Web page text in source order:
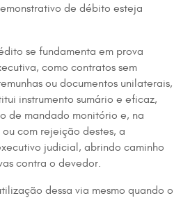
de débito esteja
se fundamenta em prova
como contratos sem
ou documentos unilaterais,
instrumento sumário e eficaz,
de mandado monitório e, na
com rejeição destes, a
judicial, abrindo caminho
contra o devedor.
dessa via mesmo quando o